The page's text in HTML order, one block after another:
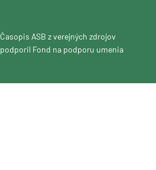
Časopis ASB z verejných zdrojov
podporil Fond na podporu umenia